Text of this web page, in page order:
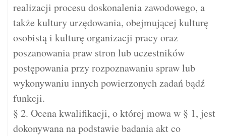
realizacji procesu doskonalenia zawodowego, a
także kultury urzędowania, obejmującej kulturę
osobistą i kulturę organizacji pracy oraz
poszanowania praw stron lub uczestników
postępowania przy rozpoznawaniu spraw lub
wykonywaniu innych powierzonych zadań bądź
funkcji.
§ 2. Ocena kwalifikacji, o której mowa w § 1, jest
dokonywana na podstawie badania akt co